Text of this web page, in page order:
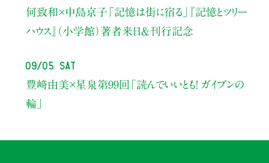
何致和×中島京子 「記憶は街に宿る」
『記憶とツリー
ハウス』（小学館）著者来日＆刊行記念
09/05 Sat
豊﨑由美×星泉 第99回「読んでいいとも！ ガイブンの
輪」